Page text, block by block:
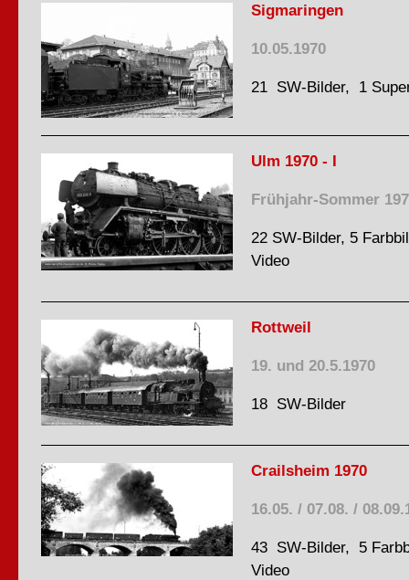
Sigmaringen
10.05.1970
21 SW-Bilder, 1
Ulm 1970 - I
Frühjahr-Sommer
22 SW-Bilder, 5
Video
Rottweil
19. und 20.5.1970
18 SW-Bilder
Crailsheim 1970
16.05. / 07.08. /
43 SW-Bilder, 5
Video